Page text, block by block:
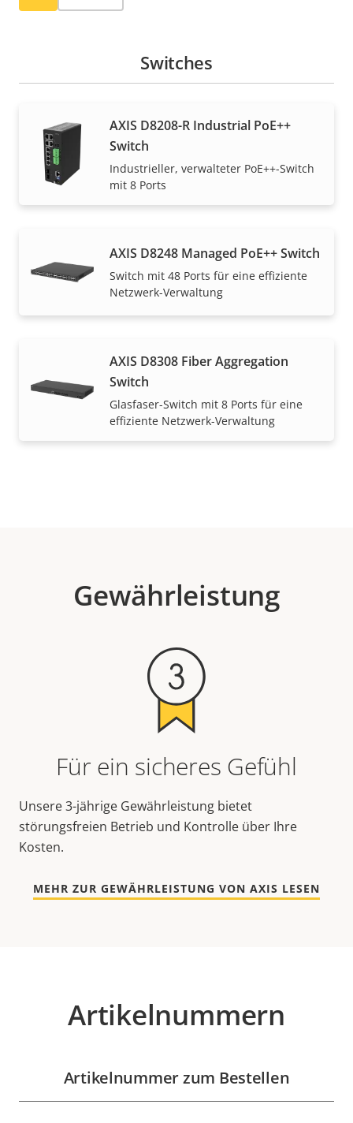
Switches
AXIS D8208-R Industrial PoE++
Switch
Industrieller, verwalteter PoE++-Switch
mit 8 Ports
AXIS D8248 Managed PoE++ Switch
Switch mit 48 Ports für eine effiziente
Netzwerk-Verwaltung
AXIS D8308 Fiber Aggregation
Switch
Glasfaser-Switch mit 8 Ports für eine
effiziente Netzwerk-Verwaltung
Gewährleistung
Für ein sicheres Gefühl
Unsere 3-jährige Gewährleistung bietet
störungsfreien Betrieb und Kontrolle über Ihre
Kosten.
MEHR ZUR GEWÄHRLEISTUNG VON AXIS LESEN
Artikelnummern
Artikelnummer zum Bestellen